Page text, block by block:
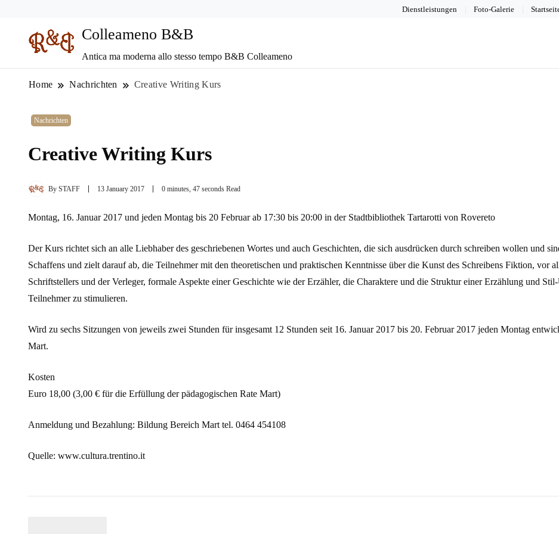
Dienstleistungen Foto-Galerie
Colleameno B&B
Antica ma moderna allo stesso tempo B&B Colleameno
Home Nachrichten Creative Writing Kurs
Nachrichten
Creative Writing Kurs
By STAFF 13 January 2017 0 minutes, 47 seconds Read
Montag, 16. Januar 2017 und jeden Montag bis 20 Februar ab 17:30 bis 20:00 in der Stadtbibliothek Tartarotti von Rovereto
Der Kurs richtet sich an alle Liebhaber des geschriebenen Wortes und auch Geschichten, die sich ausdrücken durch schreiben wollen und
Schaffens und zielt darauf ab, die Teilnehmer mit den theoretischen und praktischen Kenntnisse über die Kunst des Schreibens Fiktion, vor
Schriftstellers und der Verleger, formale Aspekte einer Geschichte wie der Erzähler, die Charaktere und die Struktur einer Erzählung und
Teilnehmer zu stimulieren.
Wird zu sechs Sitzungen von jeweils zwei Stunden für insgesamt 12 Stunden seit 16. Januar 2017 bis 20. Februar 2017 jeden Montag
Mart.
Kosten
Euro 18,00 (3,00 € für die Erfüllung der pädagogischen Rate Mart)
Anmeldung und Bezahlung: Bildung Bereich Mart tel. 0464 454108
Quelle: www.cultura.trentino.it